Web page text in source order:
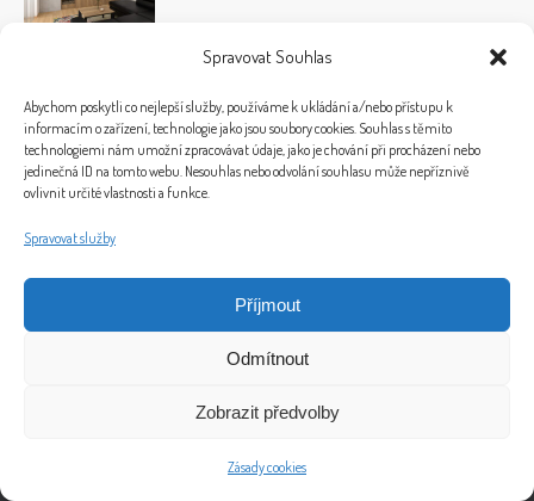
Spravovat Souhlas
Abychom poskytli co nejlepší služby, používáme k ukládání a/nebo přístupu k
informacím o zařízení, technologie jako jsou soubory cookies. Souhlas s těmito
technologiemi nám umožní zpracovávat údaje, jako je chování při procházení nebo
jedinečná ID na tomto webu. Nesouhlas nebo odvolání souhlasu může nepříznivě
ovlivnit určité vlastnosti a funkce.
Spravovat služby
Příjmout
Odmítnout
Zobrazit předvolby
Zásady cookies
© 2026 Bytový design a home staging Ivet Design
Plukovníka Malého 1856/5, 370 05 Č. Budějovice
"Bytový design a práce s lidmi obohacuje můj každodenní život“ (Iveta Březinová)
Bottom-menu